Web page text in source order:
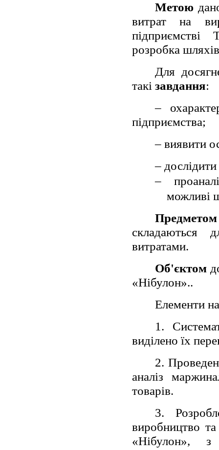
Метою
витрат на
розробка
Для
такі завдання:
–
підприємства;
– виявити
–
–
можливі
Предметом
складаються
витратами.
Об'єктом
«Нібулон»..
Елементи
1.
виділено їх
2.
аналіз
товарів.
3.
виробництво
«Нібулон»,